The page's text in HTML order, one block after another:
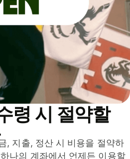
령 시 절약할
, 지출, 정산 시 비용을 절약하
나의 계좌에서 언제든 이용할